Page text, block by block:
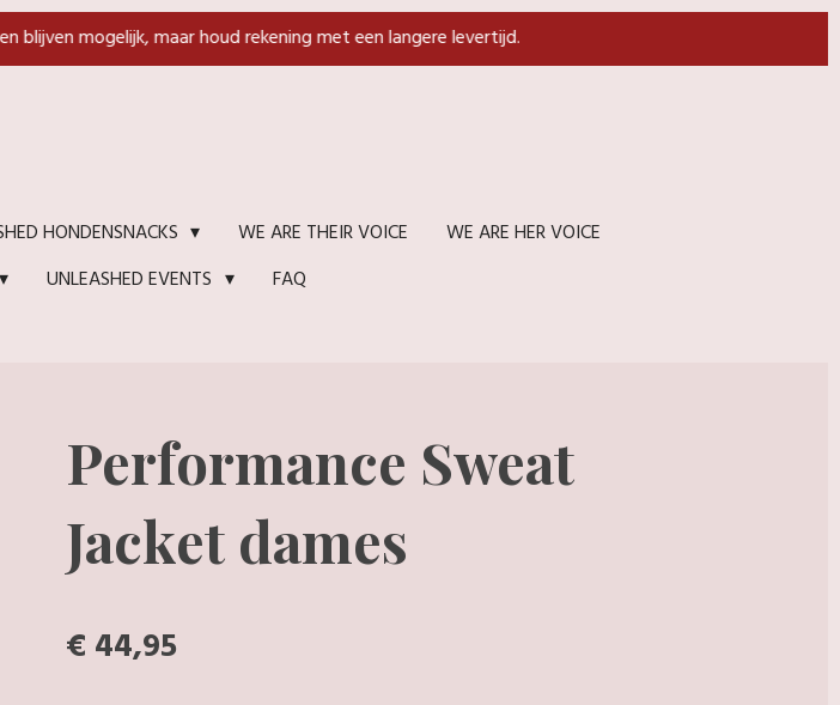
blijven mogelijk, maar houd rekening met een langere levertijd.
HONDENSNACKS WE ARE THEIR VOICE
WE ARE HER VOICE
UNLEASHED EVENTS
FAQ
Performance Sweat
Jacket dames
€ 44,95